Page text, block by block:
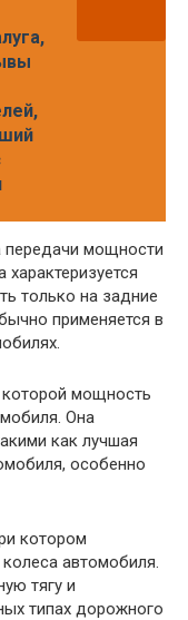
передачи мощности
только на задние
применяется в
мощность
Она
как лучшая
особенно
котором
автомобиля.
тягу и
типах дорожного